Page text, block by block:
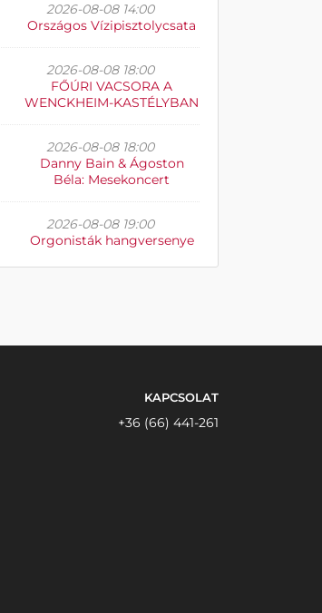
2026-08-08 14:00
Országos Vízipisztolycsata
2026-08-08 18:00
FŐÚRI VACSORA A
WENCKHEIM-KASTÉLYBAN
2026-08-08 18:00
Danny Bain & Ágoston
Béla: Mesekoncert
2026-08-08 19:00
Orgonisták hangversenye
KAPCSOLAT
+36 (66) 441-261